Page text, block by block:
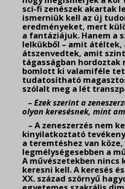
sci-fi zenészek akartak
ismerniük kell az új
eredményeket, mert
a fantáziájuk. Hanem a
lelkükből – amit
átszenvedtek, amit
tágasságban hordoztak
bomlott ki valamiféle
tudatosítható
szólalt meg a lét
– Ezek szerint a
olyan keresésnek, mint
– A zeneszerzés nem
kinyilatkoztató
a teremtéshez van
legmélységesebben a
A művészetekben nincs
keresni kell. A keresés
XX. század szörnyű